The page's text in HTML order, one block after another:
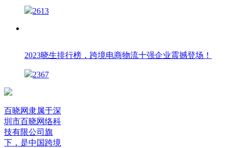
2613
2023晓生排行榜，跨境电商物流十强企业震撼登场！
2367
百晓网隶属于深
圳市百晓网络科
技有限公司旗
下，是中国跨境